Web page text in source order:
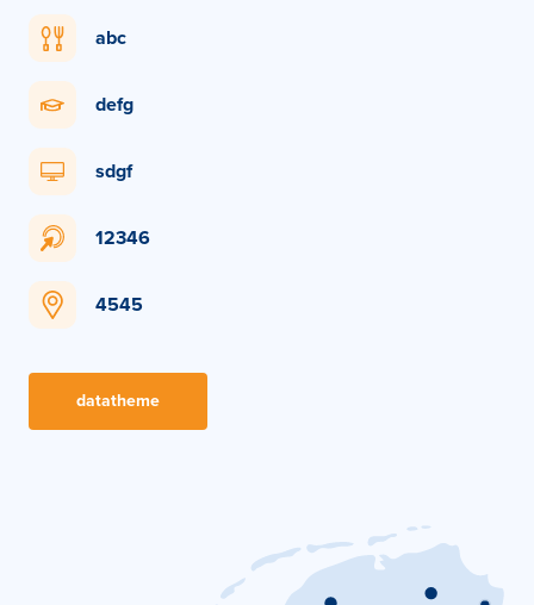
abc
defg
sdgf
12346
4545
datatheme